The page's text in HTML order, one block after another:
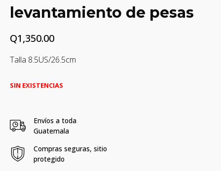
levantamiento de pesas
Q1,350.00
Talla 8.5US/26.5cm
SIN EXISTENCIAS
Envíos a toda
Guatemala
Compras seguras, sitio
protegido